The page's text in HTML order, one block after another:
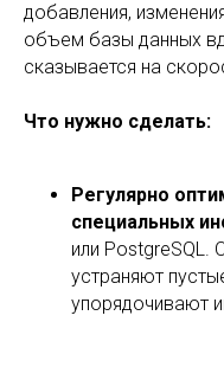
добавления,
объем базы данных
сказывается на
Что нужно сделать:
Регулярно
специальных
или PostgreSQL.
устраняют
упорядочивают